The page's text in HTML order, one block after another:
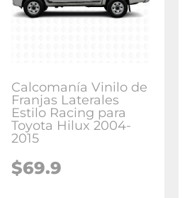
Calcomanía Vinilo de
Franjas Laterales
Estilo Racing para
Toyota Hilux 2004-
2015
$69.9